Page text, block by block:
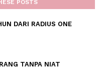
POSTS
DARI RADIUS ONE
TANPA NIAT